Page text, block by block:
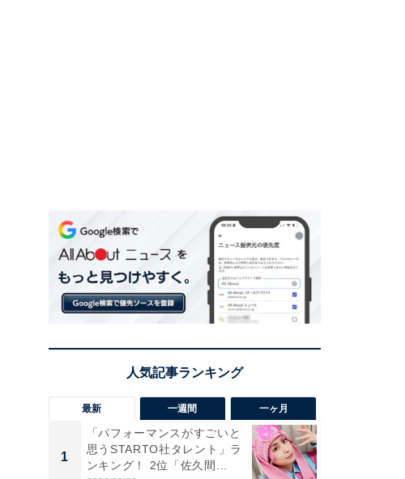
最新 一週間 一ヶ月
1
「パフォーマンスがすごいと
思うSTARTO社タレント」ラ
ンキング！ 2位「佐久間...